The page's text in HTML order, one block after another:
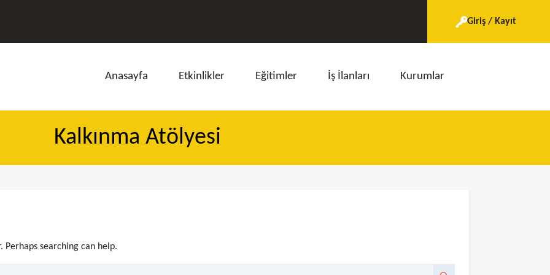
Giriş / Kayıt
Anasayfa Etkinlikler Eğitimler İş İlanları Kurumlar
Kalkınma Atölyesi
Perhaps searching can help.